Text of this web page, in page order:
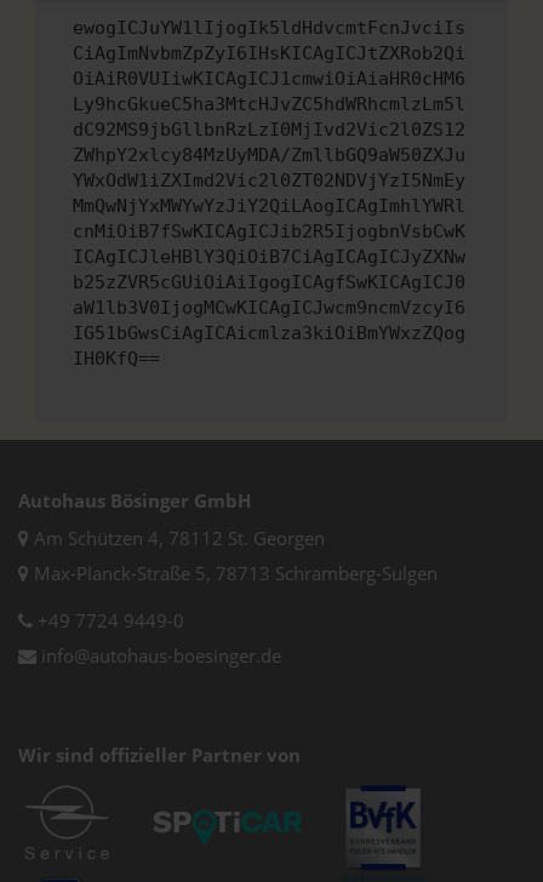
ewogICJuYW1lIjogIk5ldHdvcmtFcnJvciIs
CiAgImNvbmZpZyI6IHsKICAgICJtZXRob2Qi
OiAiR0VUIiwKICAgICJ1cmwiOiAiaHR0cHM6
Ly9hcGkueC5ha3MtcHJvZC5hdWRhcmlzLm5l
dC92MS9jbGllbnRzLzI0MjIvd2Vic2l0ZS12
ZWhpY2xlcy84MzUyMDA/ZmllbGQ9aW50ZXJu
YWxOdW1iZXImd2Vic2l0ZT02NDVjYzI5NmEy
MmQwNjYxMWYwYzJiY2QiLAogICAgImhlYWRl
cnMiOiB7fSwKICAgICJib2R5IjogbnVsbCwK
ICAgICJleHBlY3QiOiB7CiAgICAgICJyZXNw
b25zZVR5cGUiOiAiIgogICAgfSwKICAgICJ0
aW1lb3V0IjogMCwKICAgICJwcm9ncmVzcyI6
IG51bGwsCiAgICAicmlza3kiOiBmYWxzZQog
IH0KfQ==
Autohaus Bösinger GmbH
Am Schützen 4, 78112 St. Georgen
Max-Planck-Straße 5, 78713 Schramberg-Sulgen
+49 7724 9449-0
info@autohaus-boesinger.de
Wir sind offizieller Partner von